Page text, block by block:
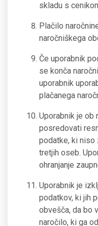
skladu s
Plačilo
naročniškega
Če uporabnik
se konča
uporabnik
plačanega
Uporabnik je ob
posredovati
podatke, ki niso
tretjih oseb.
ohranjanje
Uporabnik je
podatkov, ki jih
obvešča, da bo
naročilo, ki ga